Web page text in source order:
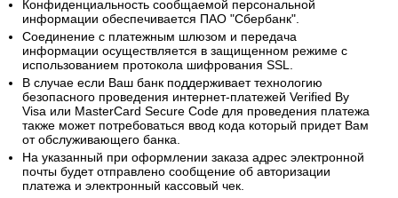
Менеджер сгенерирует ссылку на платежный шлюз ПАО
"Сбербанк" и направит удобным Вам способом.
Проведение платежей по банковским картам любого банка
осуществляется без дополнительных комиссий и в строгом
соответствии с требованиями платежных систем Visa,
MasterCard, МИР.
Конфиденциальность сообщаемой персональной
информации обеспечивается ПАО "Сбербанк".
Соединение с платежным шлюзом и передача
информации осуществляется в защищенном режиме с
использованием протокола шифрования SSL.
В случае если Ваш банк поддерживает технологию
безопасного проведения интернет-платежей Verified By